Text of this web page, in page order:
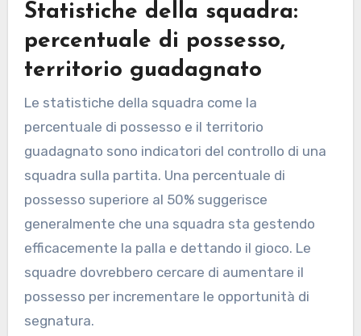
Statistiche della squadra:
percentuale di possesso,
territorio guadagnato
Le statistiche della squadra come la
percentuale di possesso e il territorio
guadagnato sono indicatori del controllo di una
squadra sulla partita. Una percentuale di
possesso superiore al 50% suggerisce
generalmente che una squadra sta gestendo
efficacemente la palla e dettando il gioco. Le
squadre dovrebbero cercare di aumentare il
possesso per incrementare le opportunità di
segnatura.